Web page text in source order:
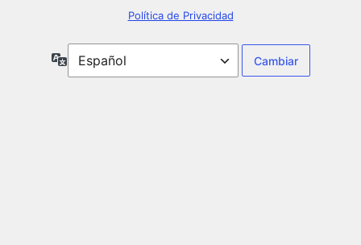
Política de Privacidad
Idioma